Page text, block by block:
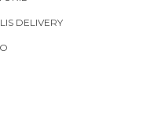
DELIVERY